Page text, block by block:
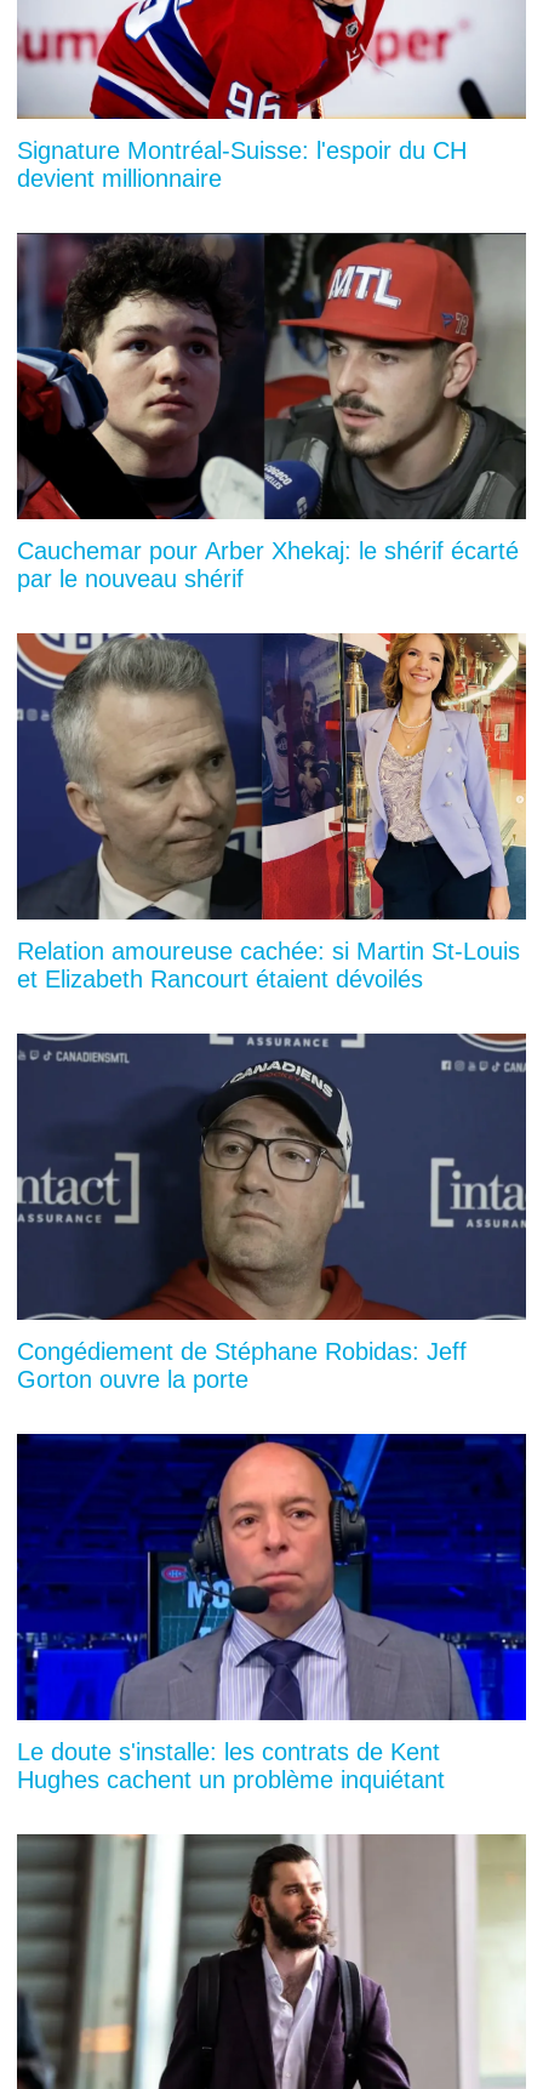
Signature Montréal-Suisse: l'espoir du CH
devient millionnaire
Cauchemar pour Arber Xhekaj: le shérif écarté
par le nouveau shérif
Relation amoureuse cachée: si Martin St-Louis
et Elizabeth Rancourt étaient dévoilés
Congédiement de Stéphane Robidas: Jeff
Gorton ouvre la porte
Le doute s'installe: les contrats de Kent
Hughes cachent un problème inquiétant